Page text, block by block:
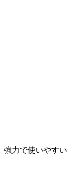
強力で使いやすい